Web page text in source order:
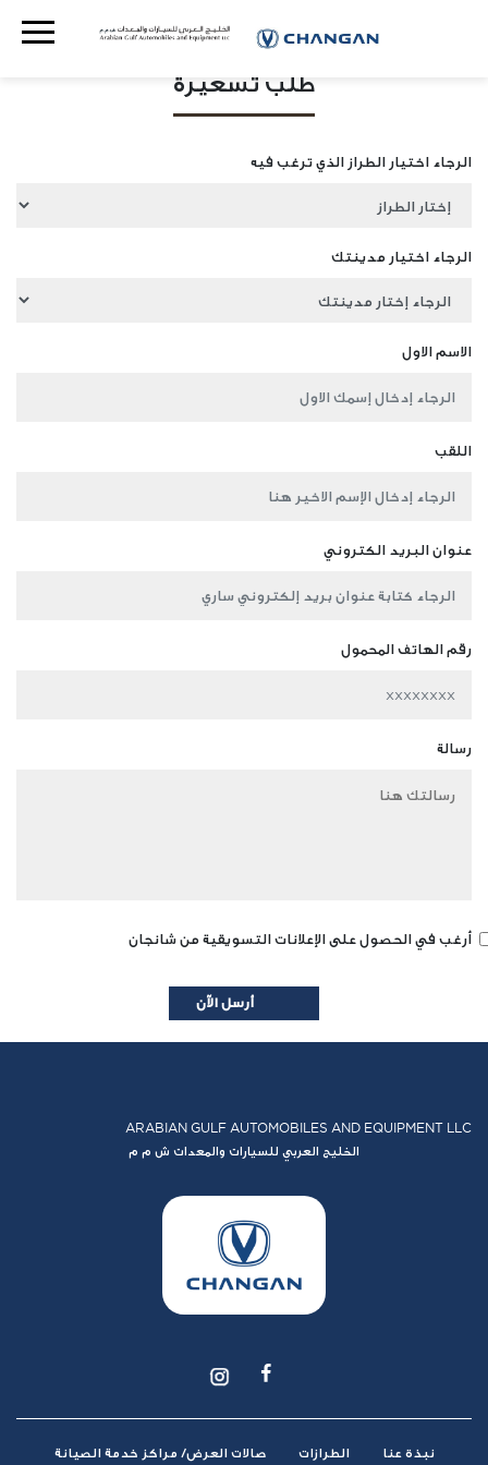
طلب تسعيرة
الرجاء اختيار الطراز الذي ترغب فيه
الرجاء اختيار مدينتك
الاسم الاول
اللقب
عنوان البريد الكتروني
رقم الهاتف المحمول
رسالة
أرغب في الحصول على الإعلانات التسويقية من شانجان
ARABIAN GULF AUTOMOBILES AND EQUIPMENT LLC
الخليج العربي للسيارات والمعدات ش م م
نبذة عنا الطرازات صالات العرض/ مراكز خدمة الصيانة